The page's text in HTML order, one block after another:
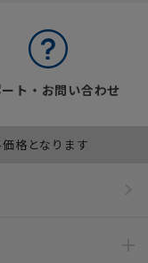
ト・お問い合わせ
格となります